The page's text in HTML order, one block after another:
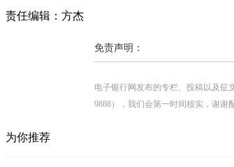
责任编辑：方杰
免责声明：
电子银行网发布的专栏、投稿以及征
9888），我们会第一时间核实，谢谢
为你推荐